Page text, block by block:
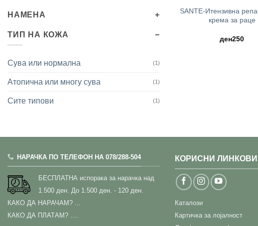
НАМЕНА
ТИП НА КОЖА
Сува или нормална (1)
Атопична или многу сува (1)
Сите типови (1)
SANTE-Итензивна
крема за раце
ден250
НАРАЧКА ПО ТЕЛЕФОН НА 078/288-504
БЕСПЛАТНА испорака за нарачка над
1.500 ден. До 1.500 ден. - 120 ден.
КАКО ДА НАРАЧАМ? ...
КАКО ДА ПЛАТАМ? ....
КОРИСНИ ЛИНКОВИ
Каталози
Картичка за лојалност